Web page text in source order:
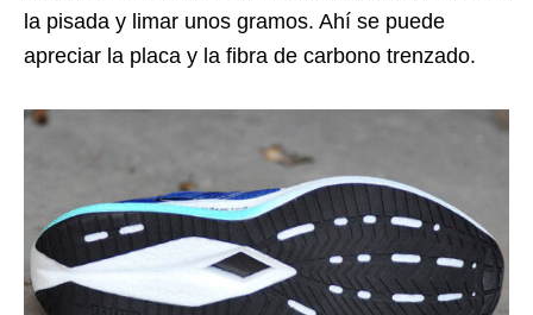
la pisada y limar unos gramos. Ahí se puede
apreciar la placa y la fibra de carbono trenzado.